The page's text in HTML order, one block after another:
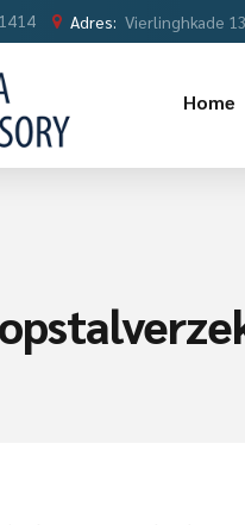
Adres: Vierlinghkade
Home